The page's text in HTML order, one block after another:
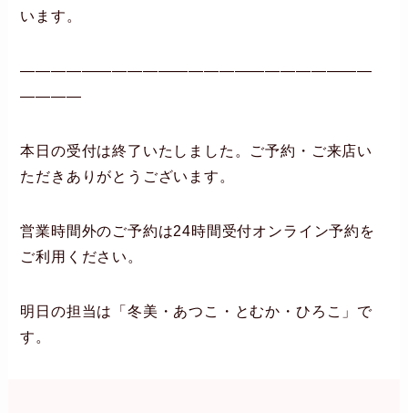
います。
―――――――――――――――――――――――
――――
本日の受付は終了いたしました。ご予約・ご来店い
ただきありがとうございます。
営業時間外のご予約は24時間受付オンライン予約を
ご利用ください。
明日の担当は「冬美・あつこ・とむか・ひろこ」で
す。